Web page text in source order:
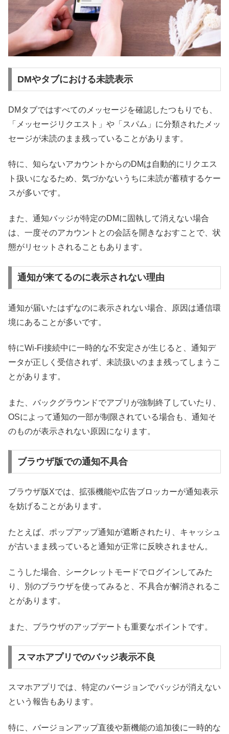
DMやタブにおける未読表示
DMタブではすべてのメッセージを確認したつもりでも、
「メッセージリクエスト」や「スパム」に分類されたメッ
セージが未読のまま残っていることがあります。
特に、知らないアカウントからのDMは自動的にリクエス
ト扱いになるため、気づかないうちに未読が蓄積するケー
スが多いです。
また、通知バッジが特定のDMに固執して消えない場合
は、一度そのアカウントとの会話を開きなおすことで、状
態がリセットされることもあります。
通知が来てるのに表示されない理由
通知が届いたはずなのに表示されない場合、原因は通信環
境にあることが多いです。
特にWi-Fi接続中に一時的な不安定さが生じると、通知デ
ータが正しく受信されず、未読扱いのまま残ってしまうこ
とがあります。
また、バックグラウンドでアプリが強制終了していたり、
OSによって通知の一部が制限されている場合も、通知そ
のものが表示されない原因になります。
ブラウザ版での通知不具合
ブラウザ版Xでは、拡張機能や広告ブロッカーが通知表示
を妨げることがあります。
たとえば、ポップアップ通知が遮断されたり、キャッシュ
が古いまま残っていると通知が正常に反映されません。
こうした場合、シークレットモードでログインしてみた
り、別のブラウザを使ってみると、不具合が解消されるこ
とがあります。
また、ブラウザのアップデートも重要なポイントです。
スマホアプリでのバッジ表示不良
スマホアプリでは、特定のバージョンでバッジが消えない
という報告もあります。
特に、バージョンアップ直後や新機能の追加後に一時的な